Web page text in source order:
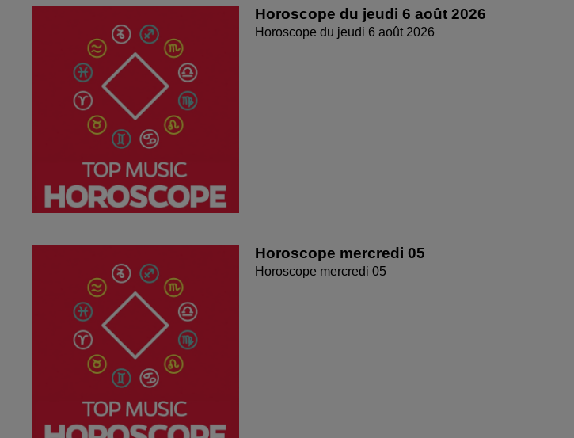
Horoscope du jeudi 6 août 2026
Horoscope du jeudi 6 août 2026
Horoscope mercredi 05
Horoscope mercredi 05